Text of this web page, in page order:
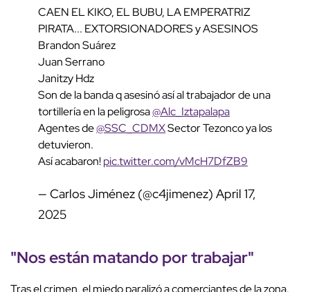
CAEN EL KIKO, EL BUBU, LA EMPERATRIZ
PIRATA... EXTORSIONADORES y ASESINOS
Brandon Suárez
Juan Serrano
Janitzy Hdz
Son de la banda q asesinó así al trabajador de una
tortillería en la peligrosa@Alc_Iztapalapa
Agentes de@SSC_CDMXSector Tezonco ya los
detuvieron.
Así acabaron!pic.twitter.com/vMcH7DfZB9
— Carlos Jiménez (@c4jimenez) April 17,
2025
"Nos están matando por trabajar"